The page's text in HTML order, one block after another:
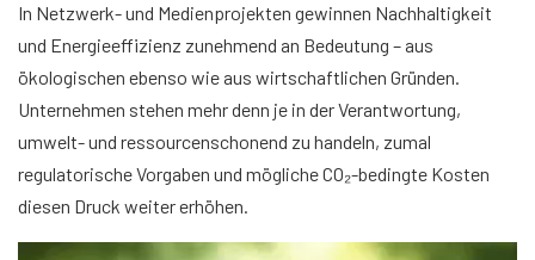
In Netzwerk- und Medienprojekten gewinnen Nachhaltigkeit
und Energieeffizienz zunehmend an Bedeutung – aus
ökologischen ebenso wie aus wirtschaftlichen Gründen.
Unternehmen stehen mehr denn je in der Verantwortung,
umwelt- und ressourcenschonend zu handeln, zumal
regulatorische Vorgaben und mögliche CO₂-bedingte Kosten
diesen Druck weiter erhöhen.